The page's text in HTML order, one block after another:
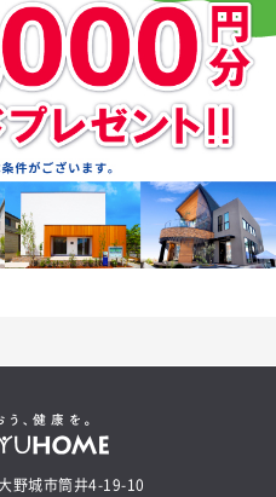
野城市筒井4-19-10